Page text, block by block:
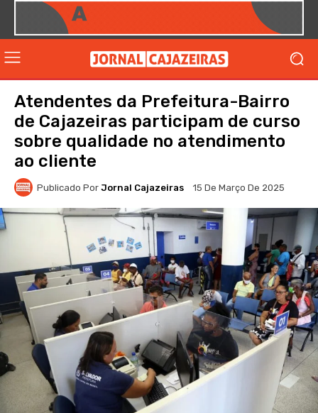
Atendentes da Prefeitura-Bairro
de Cajazeiras participam de curso
sobre qualidade no atendimento
ao cliente
Publicado Por Jornal Cajazeiras 15 De Março De 2025